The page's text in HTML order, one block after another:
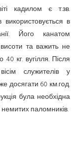
кадилом є т.зв.
в
Його канатом
та важить не
кг. вугілля. Після
служителів у
досягати 60 км.год.
була необхідна
немитих паломників.